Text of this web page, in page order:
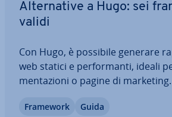
Al­ter­na­ti­ve a Hugo: sei
validi
Con Hugo, è possibile generare
web statici e per­for­man­ti, ideali
men­ta­zio­ni o pagine di marketing.
maggiore fles­si­bi­li­tà, com­po­nen­ti
Framework Guida